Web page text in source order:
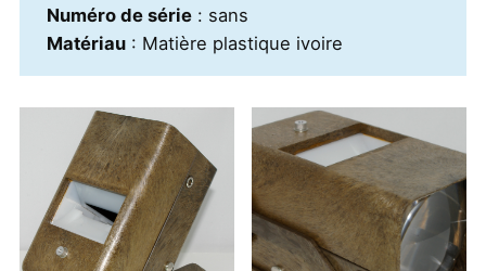
Numéro de série: sans
Matériau: Matière plastique ivoire